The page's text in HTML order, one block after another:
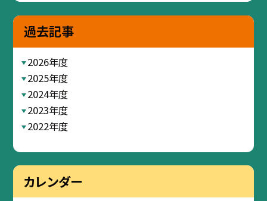
過去記事
2026年度
2025年度
2024年度
2023年度
2022年度
カレンダー